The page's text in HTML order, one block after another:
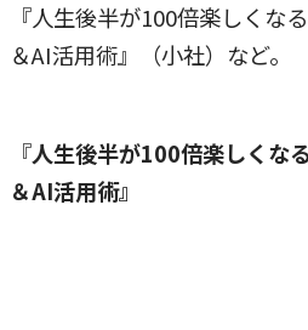
『人生後半が100倍楽しく
＆AI活用術』（小社）など。
『人生後半が100倍楽しくな
＆AI活用術』